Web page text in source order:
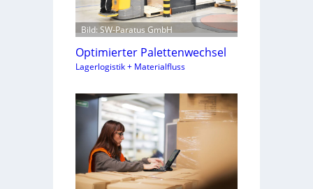
Bild: SW-Paratus GmbH
Optimierter Palettenwechsel
Lagerlogistik + Materialfluss